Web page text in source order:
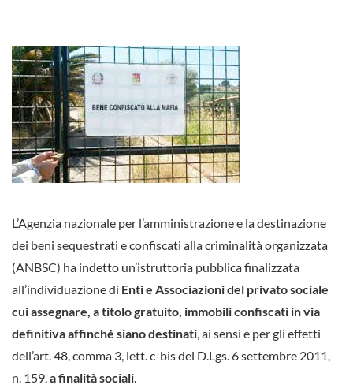
L’Agenzia nazionale per l’amministrazione e la destinazione
dei beni sequestrati e confiscati alla criminalità organizzata
(ANBSC) ha indetto un’istruttoria pubblica finalizzata
all’individuazione di Enti e Associazioni del privato sociale
cui assegnare, a titolo gratuito, immobili confiscati in via
definitiva affinché siano destinati , ai sensi e per gli effetti
dell’art. 48, comma 3, lett. c-bis del D.Lgs. 6 settembre 2011,
n. 159, a finalità sociali